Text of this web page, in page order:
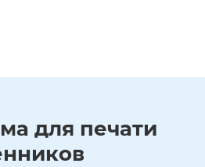
для печати